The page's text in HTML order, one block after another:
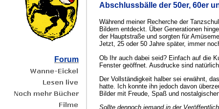
Abschlussbälle der 50er, 60er
Während meiner Recherche der
Bildern entdeckt. Über Generationen
der Hauptstraße und sorgten für
Jetzt, 25 oder 50 Jahre später, immer
Ob Ihr auch dabei seid? Einfach auf die
Fenster geöffnet. Ausdrucke sind
Der Vollständigkeit halber sei erwähnt,
hatte. Ich konnte ihn jedoch davon
Bilder mit Freude, Spaß und
Sollte dennoch jemand in der
Forum